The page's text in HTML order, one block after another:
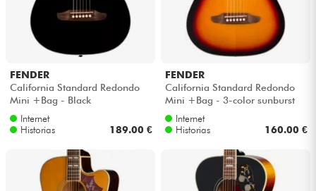
FENDER
California Standard Redondo
Mini +Bag - Black
Internet
Historias
189.00 €
FENDER
California Standard Redondo
Mini +Bag - 3-color sunburst
Internet
Historias
160.00 €